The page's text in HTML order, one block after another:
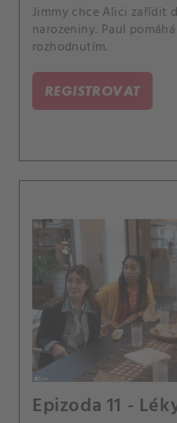
Jimmy chce Alici zařídit
narozeniny. Paul
rozhodnutím.
REGISTROVAT
Epizoda 11 -